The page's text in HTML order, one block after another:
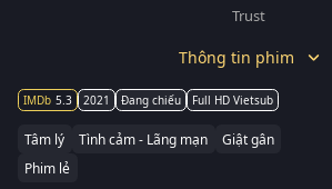
Trust
Thông tin phim
5.3 2021 Đang chiếu Full HD Vietsub
Tâm lý Tình cảm - Lãng mạn
Giật gân
Phim lẻ